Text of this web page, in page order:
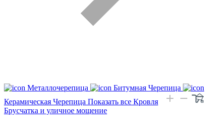
Металлочерепица
Битумная Черепица
Керамическая Черепица Показать все Кровля
Брусчатка и уличное мощение